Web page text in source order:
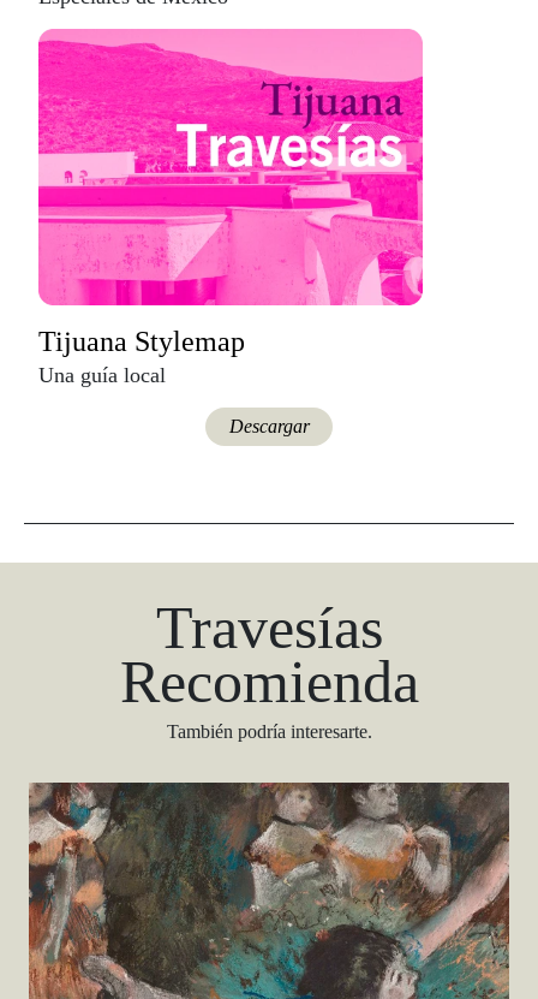
Tijuana Stylemap
Una guía local
Descargar
Travesías
Recomienda
También podría interesarte.